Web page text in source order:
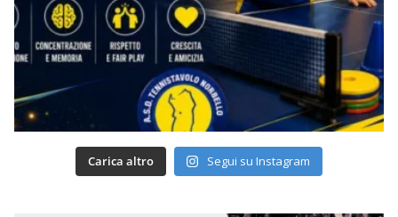
Carica altro Segui su Instagram